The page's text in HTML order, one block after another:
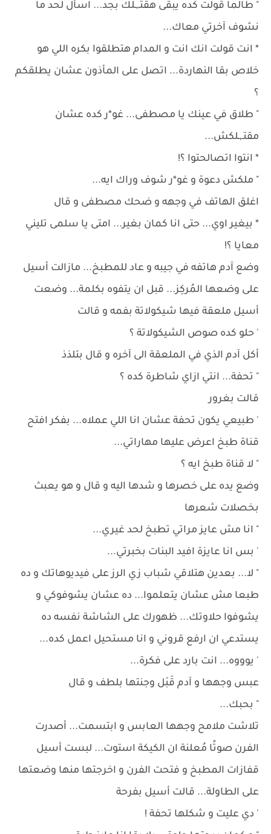
" طالما قولت كده يبقى هقتـ,ـلك بجد... اسأل لحد ما
نشوف آخرتي معاك...
* انت قولت انك انت و المدام هتطلقوا بكره اللي هو
خلاص بقا النهاردة... اتصل على المأذون عشان يطلقكم
؟
" طلاق في عينك يا مصطفى... غو*ر كده عشان
مقتـ,ـلكش...
* انتوا اتصالحتوا ؟!
" ملكش دعوة و غو*ر شوف وراك ايه...
اغلق الهاتف في وجهه و ضحك مصطفى و قال
* بيغير اوي... حتى انا كمان بغير... امتى يا سلمى تليني
معايا ؟!
وضع آدم هاتفه في جيبه و عاد للمطبخ... مازالت أسيل
على وضعها المُركِز... قبل ان يتفوه بكلمة... وضعت
أسيل ملعقة فيها شيكولاتة بفمه و قالت
' حلو كده صوص الشيكولاتة ؟
أكل آدم الذي في الملعقة الى آخره و قال بتلذذ
" تحفة... انتي ازاي شاطرة كده ؟
قالت بغرور
' طبيعي يكون تحفة عشان انا اللي عملاه... بفكر افتح
قناة طبخ اعرض عليها مهاراتي...
" لا قناة طبخ ايه ؟
وضع يده على خصرها و شدها اليه و قال و هو يعبث
بخصلات شعرها
" انا مش عايز مراتي تطبخ لحد غيري...
' بس انا عايزة افيد البنات بخبرتي...
" لا... بعدين هتلاقي شباب زي الرز على فيديوهاتك و ده
طبعا مش عشان يتعلموا... ده عشان يشوفوكي و
يشوفوا حلاوتك... ظهورك على الشاشة نفسه ده
يستدعي ان ارفع قروني و انا مستحيل اعمل كده...
' يوووه... انت بارد على فكرة...
عبس وجهها و آدم قَبَل وجنتها بلطف و قال
" بحبك...
تلاشت ملامح وجهها العابس و ابتسمت... أصدرت
الفرن صوتًا مُعلنة ان الكيكة استوت... لبست أسيل
قفازات المطبخ و فتحت الفرن و اخرجتها منها وضعتها
على الطاولة... قالت أسيل بفرحة
' دي عليت و شكلها تحفة !